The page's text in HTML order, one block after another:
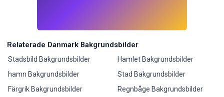
Relaterade Danmark Bakgrundsbilder
Stadsbild Bakgrundsbilder
hamn Bakgrundsbilder
Färgrik Bakgrundsbilder
Hamlet Bakgrundsbilder
Stad Bakgrundsbilder
Regnbåge Bakgrundsbilder